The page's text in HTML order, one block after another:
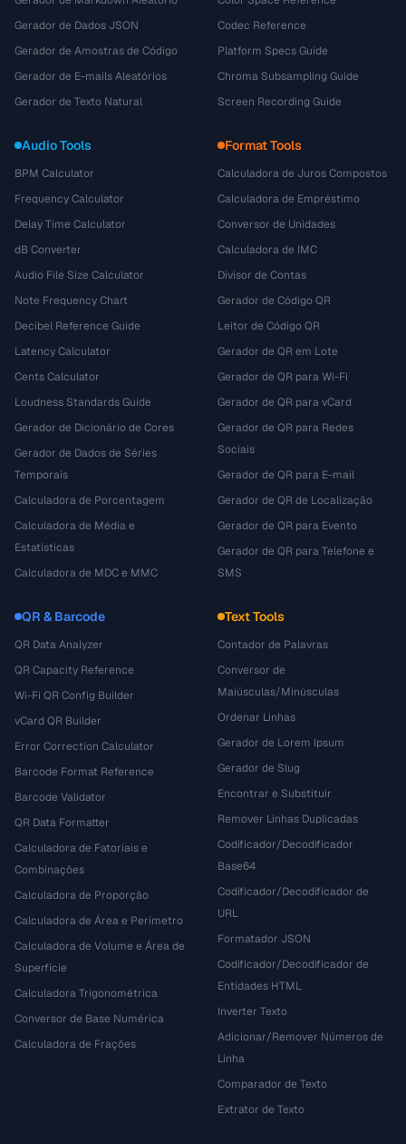
Gerador de Dados JSON
Gerador de Amostras de Código
Gerador de E-mails Aleatórios
Gerador de Texto Natural
Codec Reference
Platform Specs Guide
Chroma Subsampling Guide
Screen Recording Guide
Audio Tools
BPM Calculator
Frequency Calculator
Delay Time Calculator
dB Converter
Audio File Size Calculator
Note Frequency Chart
Decibel Reference Guide
Latency Calculator
Cents Calculator
Loudness Standards Guide
Gerador de Dicionário de Cores
Gerador de Dados de Séries
Temporais
Calculadora de Porcentagem
Calculadora de Média e
Estatísticas
Calculadora de MDC e MMC
Format Tools
Calculadora de Juros Compostos
Calculadora de Empréstimo
Conversor de Unidades
Calculadora de IMC
Divisor de Contas
Gerador de Código QR
Leitor de Código QR
Gerador de QR em Lote
Gerador de QR para Wi-Fi
Gerador de QR para vCard
Gerador de QR para Redes
Sociais
Gerador de QR para E-mail
Gerador de QR de Localização
Gerador de QR para Evento
Gerador de QR para Telefone e
SMS
QR & Barcode
QR Data Analyzer
QR Capacity Reference
Wi-Fi QR Config Builder
vCard QR Builder
Error Correction Calculator
Barcode Format Reference
Barcode Validator
QR Data Formatter
Calculadora de Fatoriais e
Combinações
Calculadora de Proporção
Calculadora de Área e Perímetro
Calculadora de Volume e Área de
Superfície
Calculadora Trigonométrica
Conversor de Base Numérica
Calculadora de Frações
Text Tools
Contador de Palavras
Conversor de
Maiúsculas/Minúsculas
Ordenar Linhas
Gerador de Lorem Ipsum
Gerador de Slug
Encontrar e Substituir
Remover Linhas Duplicadas
Codificador/Decodificador
Base64
Codificador/Decodificador de
URL
Formatador JSON
Codificador/Decodificador de
Entidades HTML
Inverter Texto
Adicionar/Remover Números de
Linha
Comparador de Texto
Extrator de Texto